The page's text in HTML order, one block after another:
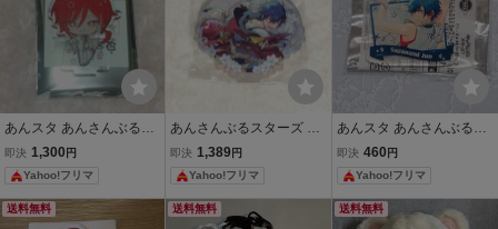
あんスタ あんさんぶるス
ターズ アニカフェ アニメ
イトカフェ アクリルスタ
逆先夏目
即決 1,300 円
Yahoo!フリマ
あんさんぶるスターズ あ
んスタ 花の契約 ハートア
クスタ アクリルスタンド
即決 1,389円
Yahoo!フリマ
あんスタ あんさんぶるス
ターズ 漣ジュン アクリル
バッジ
即決 460 円
Yahoo!フリマ
送料無料 送料無料 送料無料